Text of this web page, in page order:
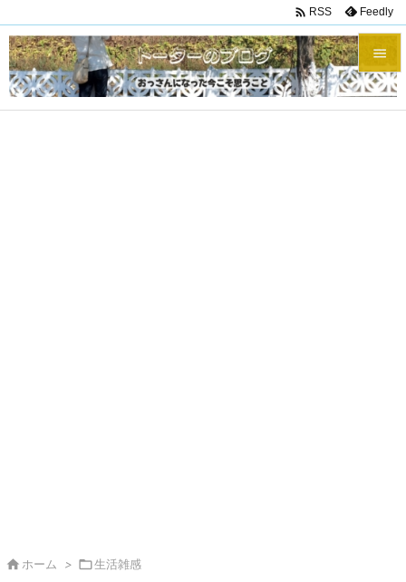


メニュ
 RSS Feedly
 ホーム > 生活雑感